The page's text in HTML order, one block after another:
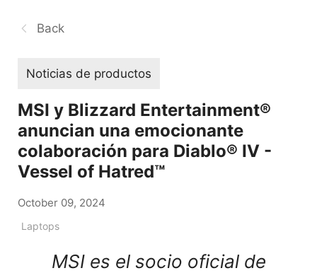
Back
Noticias de productos
MSI y Blizzard Entertainment®
anuncian una emocionante
colaboración para Diablo® IV -
Vessel of Hatred™
October 09, 2024
Laptops
MSI es el socio oficial de